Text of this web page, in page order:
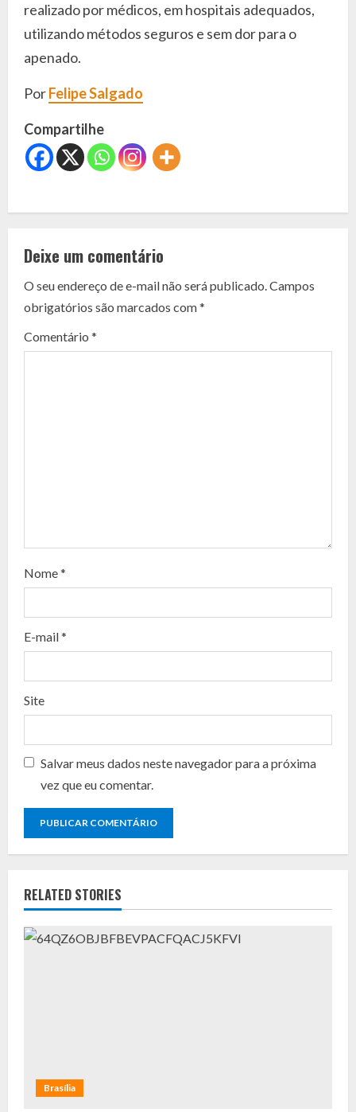
realizado por médicos, em hospitais adequados,
utilizando métodos seguros e sem dor para o
apenado.
PorFelipe Salgado
Compartilhe
C
n
t
i
a
d
n
g
Deixe um comentário
O seu endereço de e-mail não será publicado. Campos
obrigatórios são marcados com*
Comentário *
Nome*
E-mail*
Site
Salvar meus dados neste navegador para a próxima
vez que eu comentar.
RELATED STORIES
Brasília